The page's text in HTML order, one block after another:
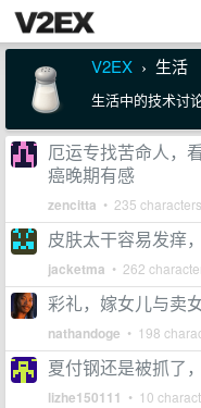
V2EX › 生活
生活中的技术讨
厄运专找苦命人，
癌晚期有感
zencitta • 235
皮肤太干容易发痒
jacketma • 262
彩礼，嫁女儿与卖
nathandoge • 198
夏付钢还是被抓了
lizhe150111 • 10